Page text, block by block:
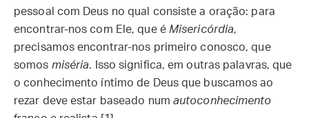
pessoal com Deus no qual consiste a oração: para
encontrar-nos com Ele, que é Misericórdia,
precisamos encontrar-nos primeiro conosco, que
somos miséria. Isso significa, em outras palavras, que
o conhecimento íntimo de Deus que buscamos ao
rezar deve estar baseado num autoconhecimento